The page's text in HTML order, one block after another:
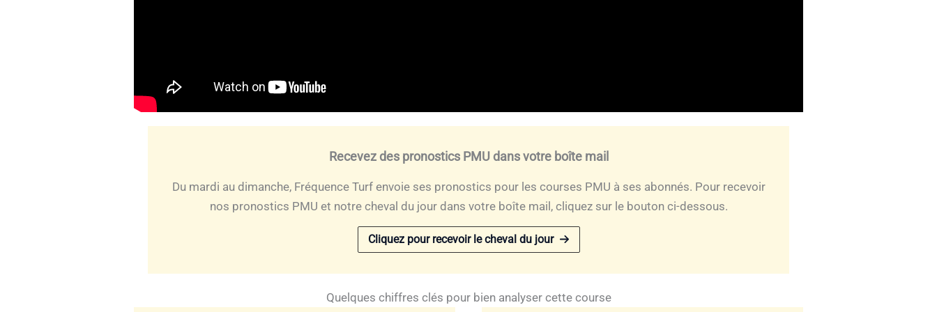
Recevez des pronostics PMU dans votre boîte mail
Du mardi au dimanche, Fréquence Turf envoie ses pronostics pour les courses PMU à ses abonnés. Pour recevoir
nos pronostics PMU et notre cheval du jour dans votre boîte mail, cliquez sur le bouton ci-dessous.
Cliquez pour recevoir le cheval du jour
Quelques chiffres clés pour bien analyser cette course